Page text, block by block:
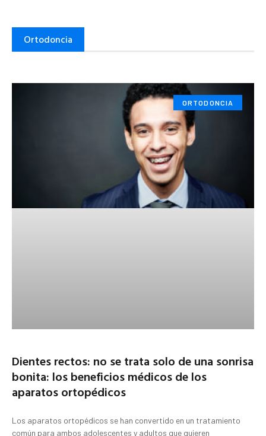
Ortodoncia
ORTODONCIA
Dientes rectos: no se trata solo de una sonrisa
bonita: los beneficios médicos de los
aparatos ortopédicos
Los aparatos ortopédicos se han convertido en un tratamiento
común para ambos adolescentes y adultos que quieren